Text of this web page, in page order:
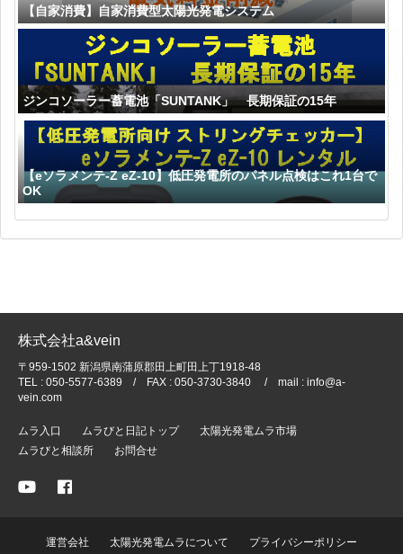
【自家消費】自家消費型太陽光発電システム
ジンコソーラー蓄電池「SUNTANK」 長期保証の15年
【eソラメンテ-Z eZ-10】低圧発電所のパネル点検はこれ1台で
OK
株式会社a&vein
〒959-1502 新潟県南蒲原郡田上町田上丁1918-48
TEL : 050-5577-6389 / FAX : 050-3730-3840 / mail : info@a-
vein.com
ムラ入口 ムラびと日記トップ
太陽光発電ムラ市場
ムラびと相談所
お問合せ
運営会社 太陽光発電ムラについて プライバシーポリシー